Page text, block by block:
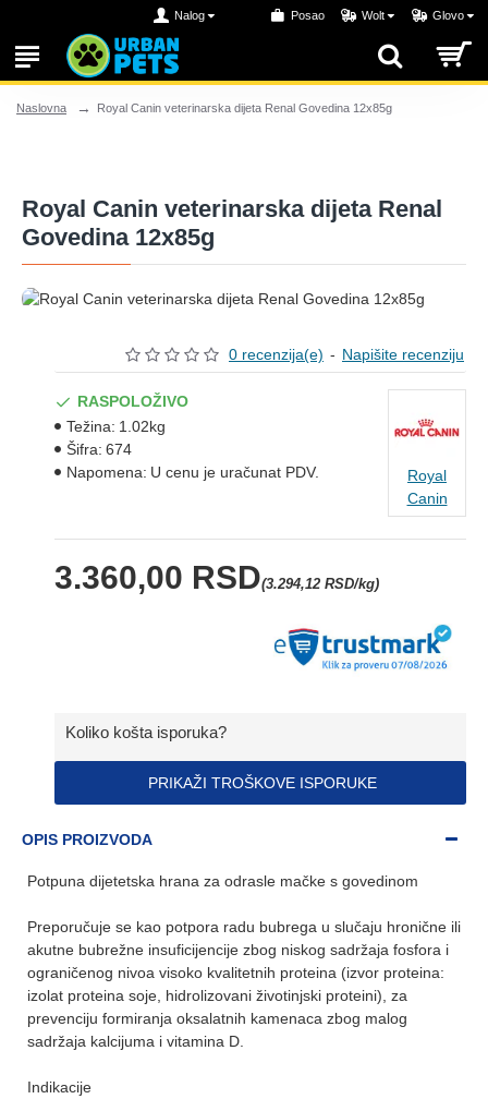
Nalog Posao Wolt Glovo
Naslovna Royal Canin veterinarska dijeta Renal Govedina 12x85g
Royal Canin veterinarska dijeta Renal
Govedina 12x85g
0 recenzija(e) - Napišite recenziju
3.360,00 RSD(3.294,12 RSD/kg)
RASPOLOŽIVO
Težina: 1.02kg
Šifra: 674
Napomena: U cenu je uračunat PDV.
Royal
Canin
Koliko košta isporuka?
PRIKAŽI TROŠKOVE ISPORUKE
OPIS PROIZVODA
Potpuna dijetetska hrana za odrasle mačke s govedinom
Preporučuje se kao potpora radu bubrega u slučaju hronične ili
akutne bubrežne insuficijencije zbog niskog sadržaja fosfora i
ograničenog nivoa visoko kvalitetnih proteina (izvor proteina:
izolat proteina soje, hidrolizovani životinjski proteini), za
prevenciju formiranja oksalatnih kamenaca zbog malog
sadržaja kalcijuma i vitamina D.
Indikacije